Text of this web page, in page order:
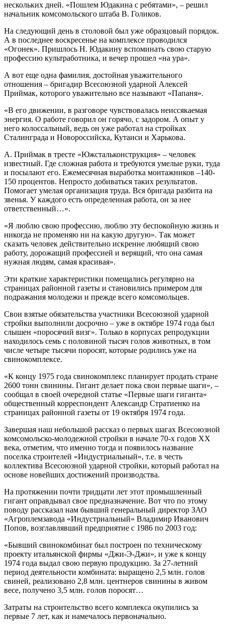
нескольких дней. «Пошлем Юдакина с ребятами», – решил
начальник комсомольского штаба В. Голиков.
На следующий день в столовой был уже образцовый порядок.
А в последнее воскресенье на комплексе проводился
«Огонек». Пришлось Н. Юдакину вспоминать свою старую
профессию культработника, и вечер прошел «на ура».
А вот еще одна фамилия, достойная уважительного
отношения – бригадир Всесоюзной ударной Алексей
Приймак, которого уважительно все называют «Папаня».
«В его движении, в разговоре чувствовалась неиссякаемая
энергия. О работе говорил он горячо, с задором. А опыт у
него колоссальный, ведь он уже работал на стройках
Сталинграда и Новороссийска, Кутаиси и Харькова.
А. Приймак в тресте «Южстальконструкция» – человек
известный. Где сложная работа и требуются умелые руки, туда
и посылают его. Ежемесячная выработка монтажников –140-
150 процентов. Непросто добиваться таких результатов.
Помогает умелая организация труда. Вся бригада разбита на
звенья. У каждого есть определенная работа, он за нее
ответственный…».
«Я люблю свою профессию, люблю эту беспокойную жизнь и
никогда не променяю ни на какую другую». Так может
сказать человек действительно искренне любящий свою
работу, дорожащий профессией и верящий, что она самая
нужная людям, самая красивая».
Эти краткие характеристики помещались регулярно на
страницах районной газеты и становились примером для
подражания молодежи и прежде всего комсомольцев.
Свои взятые обязательства участники Всесоюзной ударной
стройки выполнили досрочно – уже в октябре 1974 года был
слышен «поросячий визг». Только в корпусах репродукции
находилось семь с половиной тысяч голов животных, в том
числе четыре тысячи поросят, которые родились уже на
свинокомплексе.
«К концу 1975 года свинокомплекс планирует продать стране
2600 тонн свинины. Гигант делает пока свои первые шаги», –
сообщал в своей очередной статье «Первые шаги гиганта»
общественный корреспондент Александр Стратиенко на
страницах районной газеты от 19 октября 1974 года.
Завершая наш небольшой рассказ о первых шагах Всесоюзной
комсомольско-молодежной стройки в начале 70-х годов XX
века, отметим, что именно тогда и появилось название
поселка строителей «Индустриальный», т.е. в честь
коллектива Всесоюзной ударной стройки, который работал на
основе новейших достижений производства.
На протяжении почти тридцати лет этот промышленный
гигант оправдывал свое предназначение. Вот что по этому
поводу рассказал нам бывший генеральный директор ЗАО
«Агроплемзавода «Индустриальный» Владимир Иванович
Попов, возглавлявший предприятие с 1986 по 2003 год:
«Бывший свинокомбинат был построен по техническому
проекту итальянской фирмы «Джи-Э-Джи», и уже к концу
1974 года выдал свою первую продукцию. За 27-летний
период деятельности комбината: выращено 2,5 млн. голов
свиней, реализовано 2,8 млн. центнеров свинины в живом
весе, получено 3,5 млн. голов поросят…
Затраты на строительство всего комплекса окупились за
первые 7 лет, как и намечалось первоначально.